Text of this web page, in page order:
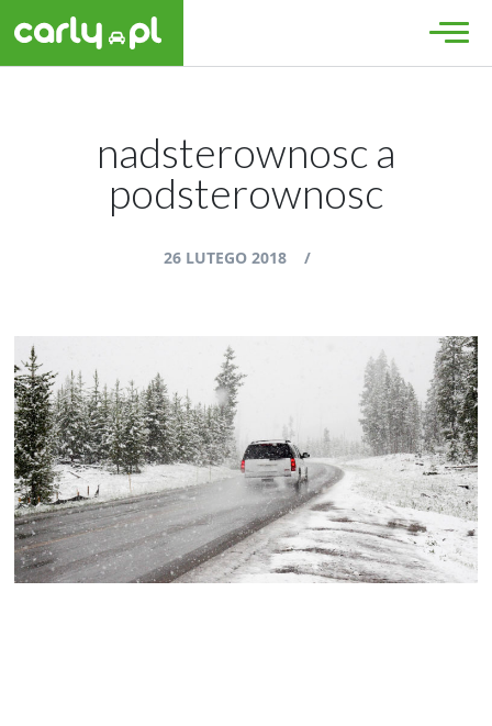
nadsterownosc a
podsterownosc
26 LUTEGO 2018/